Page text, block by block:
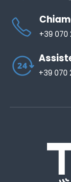
+39 070
+39 070